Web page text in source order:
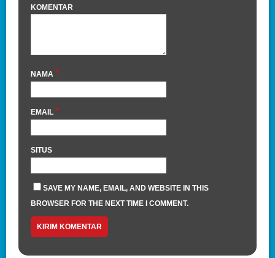
KOMENTAR
NAMA *
EMAIL *
SITUS
SAVE MY NAME, EMAIL, AND WEBSITE IN THIS
BROWSER FOR THE NEXT TIME I COMMENT.